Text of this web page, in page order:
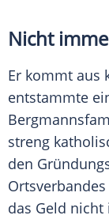
Nicht
Er kommt aus
entstammte
streng
den
Ortsverbandes
das Geld